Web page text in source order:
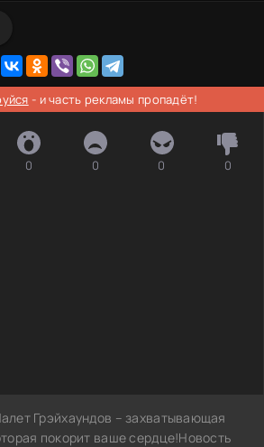
- и часть рекламы пропадёт!
0 0 0 0
Грэйхаундов – захватывающая
покорит ваше сердце!Новость